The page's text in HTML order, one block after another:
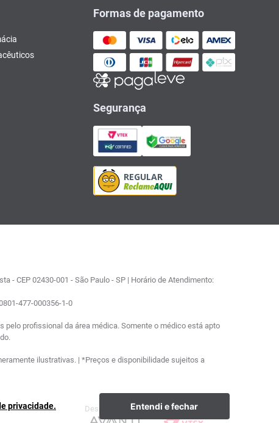
privacidade. Entendi e fechar
Formas de pagamento
Segurança
- CEP 02430-001 - São Paulo - SP | Horário de Atendimento:
477-000356-1-0
profissional da área médica. Somente o médico está apto
ilustrativas. | *Preços e disponibilidade sujeitos a
Desenvolvimento Plataforma